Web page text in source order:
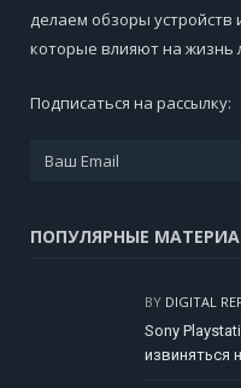
делаем обзоры устройств
которые влияют на жизнь
Подписаться на рассылку:
ПОПУЛЯРНЫЕ
BY DIGITAL
Sony
извиняться